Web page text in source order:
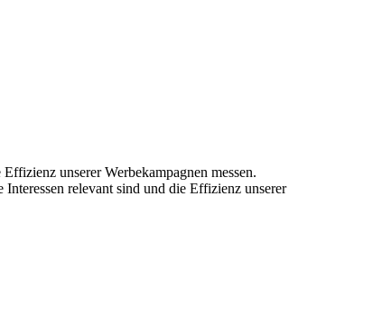
unserer Werbekampagnen messen.
relevant sind und die Effizienz unserer